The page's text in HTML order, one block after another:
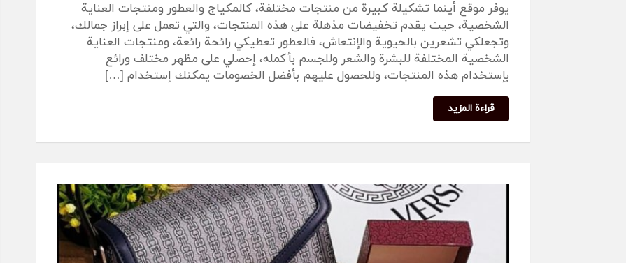
يوفر موقع أينما تشكيلة كبيرة من منتجات مختلفة، كالمكياج والعطور ومنتجات العناية
الشخصية، حيث يقدم تخفيضات مذهلة على هذه المنتجات، والتي تعمل على إبراز جمالك،
وتجعلكي تشعرين بالحيوية والإنتعاش، فالعطور تعطيكي رائحة رائعة، ومنتجات العناية
الشخصية المختلفة للبشرة والشعر وللجسم بأكمله، إحصلي على مظهر مختلف ورائع
بإستخدام هذه المنتجات، وللحصول عليهم بأفضل الخصومات يمكنك إستخدام […]
قراءة المزيد